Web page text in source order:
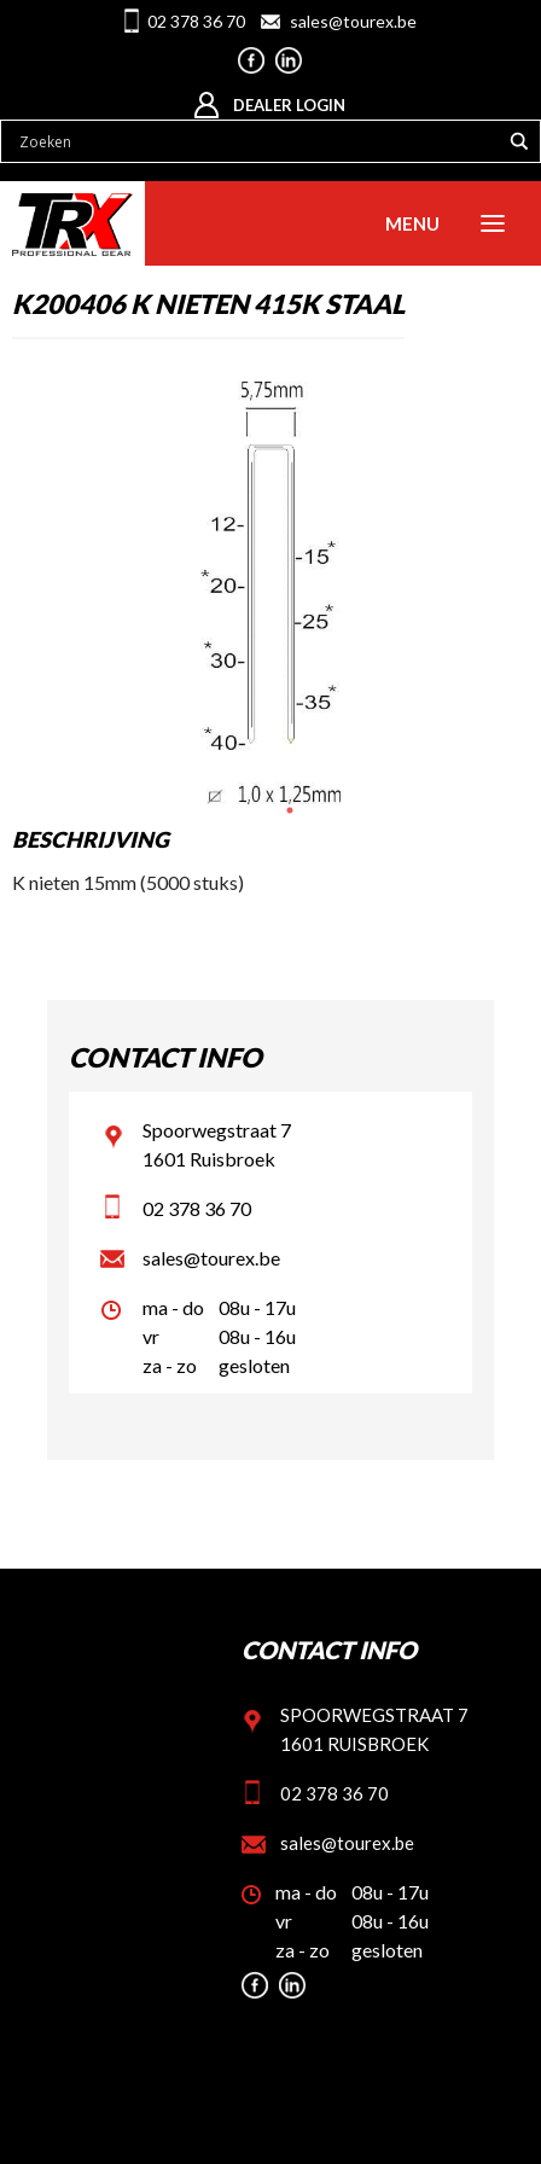
02 378 36 70 sales@tourex.be
DEALER LOGIN
MENU
K200406 K NIETEN 415K STAAL
BESCHRIJVING
K nieten 15mm (5000 stuks)
CONTACT INFO
Spoorwegstraat 7
1601 Ruisbroek
02 378 36 70
sales@tourex.be
ma - do
08u - 17u
vr
08u - 16u
za - zo
gesloten
CONTACT INFO
SPOORWEGSTRAAT 7
1601 RUISBROEK
02 378 36 70
sales@tourex.be
ma - do
08u - 17u
vr
08u - 16u
za - zo
gesloten